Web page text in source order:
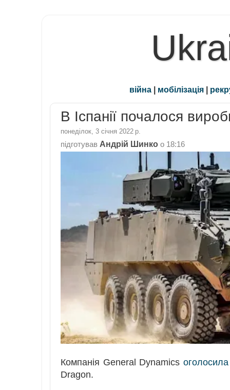
війна | мобілізація |
В Іспанії почалося
понеділок, 3 січня 2022 р.
підготував Андрій Шинко о 18:16
Компанія General Dynamics оголосила
Dragon.